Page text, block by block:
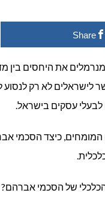
של
אברהם?
Share
את היחסים בין
לישראלים לא רק
לבעלי עסקים בישראל.
המומחים, כיצד הסכמי